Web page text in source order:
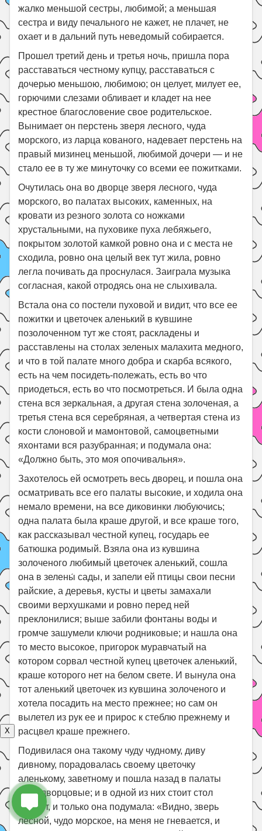
жалко меньшой сестры, любимой; а меньшая
сестра и виду печального не кажет, не плачет, не
охает и в дальний путь неведомый собирается.
Прошел третий день и третья ночь, пришла пора
расставаться честному купцу, расставаться с
дочерью меньшою, любимою; он целует, милует ее,
горючими слезами обливает и кладет на нее
крестное благословение свое родительское.
Вынимает он перстень зверя лесного, чуда
морского, из ларца кованого, надевает перстень на
правый мизинец меньшой, любимой дочери — и не
стало ее в ту же минуточку со всеми ее пожитками.
Очутилась она во дворце зверя лесного, чуда
морского, во палатах высоких, каменных, на
кровати из резного золота со ножками
хрустальными, на пуховике пуха лебяжьего,
покрытом золотой камкой ровно она и с места не
сходила, ровно она целый век тут жила, ровно
легла почивать да проснулася. Заиграла музыка
согласная, какой отродясь она не слыхивала.
Встала она со постели пуховой и видит, что все ее
пожитки и цветочек аленький в кувшине
позолоченном тут же стоят, раскладены и
расставлены на столах зеленых малахита медного,
и что в той палате много добра и скарба всякого,
есть на чем посидеть-полежать, есть во что
приодеться, есть во что посмотреться. И была одна
стена вся зеркальная, а другая стена золоченая, а
третья стена вся серебряная, а четвертая стена из
кости слоновой и мамонтовой, самоцветными
яхонтами вся разубранная; и подумала она:
«Должно быть, это моя опочивальня».
Захотелось ей осмотреть весь дворец, и пошла она
осматривать все его палаты высокие, и ходила она
немало времени, на все диковинки любуючись;
одна палата была краше другой, и все краше того,
как рассказывал честной купец, государь ее
батюшка родимый. Взяла она из кувшина
золоченого любимый цветочек аленький, сошла
она в зелены́ сады, и запели ей птицы свои песни
райские, а деревья, кусты и цветы замахали
своими верхушками и ровно перед ней
преклонилися; выше забили фонтаны воды и
громче зашумели ключи родниковые; и нашла она
то место высокое, пригорок муравчатый на
котором сорвал честной купец цветочек аленький,
краше которого нет на белом свете. И вынула она
тот аленький цветочек из кувшина золоченого и
хотела посадить на место прежнее; но сам он
вылетел из рук ее и прирос к стеблю прежнему и
расцвел краше прежнего.
Подивилася она такому чуду чудному, диву
дивному, порадовалась своему цветочку
аленькому, заветному и пошла назад в палаты
свои дворцовые; и в одной из них стоит стол
накрыт, и только она подумала: «Видно, зверь
лесной, чудо морское, на меня не гневается, и
X